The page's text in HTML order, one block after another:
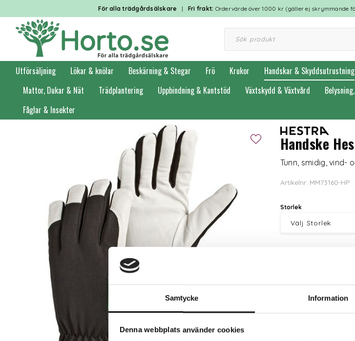
Samtycke Information
Denna webbplats använder cookies
För alla trädgårdsälskare | Fri frakt: Ordervärde över 1000 kr (gäller ej
Utförsäljning Lökar & knölar Beskärning & Stegar Frö Krukor Handskar & Skyddsutrustning
Mattor, Dukar & Nät
Trädplantering Uppbindning & Kantstöd Växtskydd & Växtvård
Fåglar & Insekter
Förstasidan Handskar & Skyddsutrustning
Handske
Tunn, smidig, vind-
Artikelnr: MM73160-HP
Storlek